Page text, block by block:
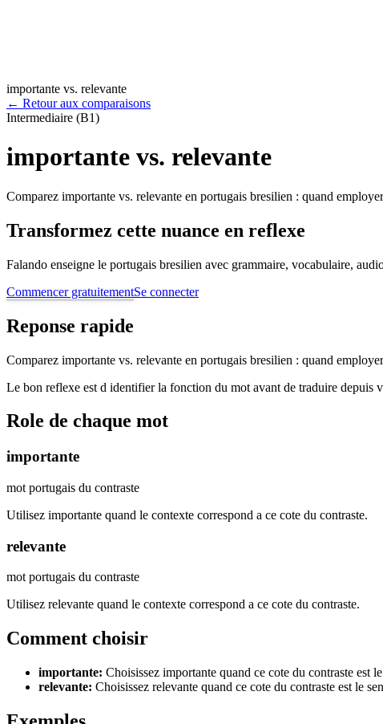
importante vs. relevante
← Retour aux comparaisons
Intermediaire (B1)
importante vs. relevante
Comparez importante vs. relevante en portugais bresilien : quand
Transformez cette nuance en reflexe
Falando enseigne le portugais bresilien avec grammaire, vocabulaire,
Commencer gratuitementSe connecter
Reponse rapide
Comparez importante vs. relevante en portugais bresilien : quand
Le bon reflexe est d identifier la fonction du mot avant de traduire depuis
Role de chaque mot
importante
mot portugais du contraste
Utilisez importante quand le contexte correspond a ce cote du contraste.
relevante
mot portugais du contraste
Utilisez relevante quand le contexte correspond a ce cote du contraste.
Comment choisir
importante: Choisissez importante quand ce cote du contraste est
relevante: Choisissez relevante quand ce cote du contraste est le